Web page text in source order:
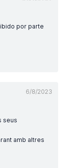
por parte
6/8/2023
seus
amb altres